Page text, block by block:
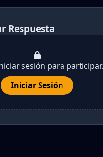
Respuesta
sesión para participar.
Iniciar Sesión